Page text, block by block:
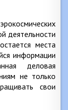
деятельности
места
информации
деловая
не только
свои